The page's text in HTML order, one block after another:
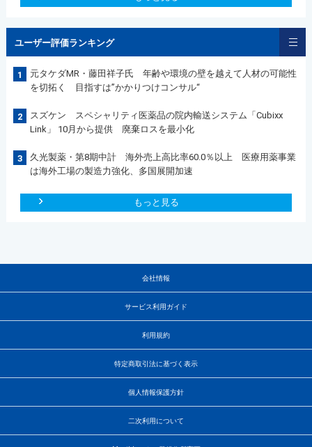
ユーザー評価ランキング
1
元タケダMR・藤田祥子氏 年齢や環境の壁を越えて人材の可能性
を切拓く 目指すは”かかりつけコンサル“
2
スズケン スペシャリティ医薬品の院内輸送システム「Cubixx
Link」 10月から提供 廃棄ロスを最小化
3
久光製薬・第8期中計 海外売上高比率60.0％以上 医療用薬事業
は海外工場の製造力強化、多国展開加速
もっと見る
会社情報
サービス利用ガイド
利用規約
特定商取引法に基づく表示
個人情報保護方針
二次利用について